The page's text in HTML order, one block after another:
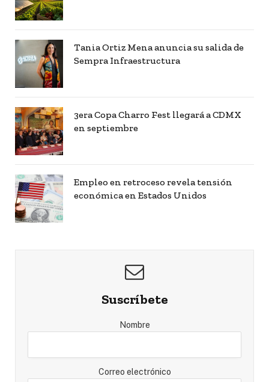
Tania Ortiz Mena anuncia su salida de
Sempra Infraestructura
3era Copa Charro Fest llegará a CDMX
en septiembre
Empleo en retroceso revela tensión
económica en Estados Unidos
Suscríbete
Nombre
Correo electrónico